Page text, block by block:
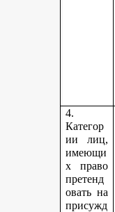
4.
Категор
ии лиц,
имеющи
х право
претенд
овать на
присужд